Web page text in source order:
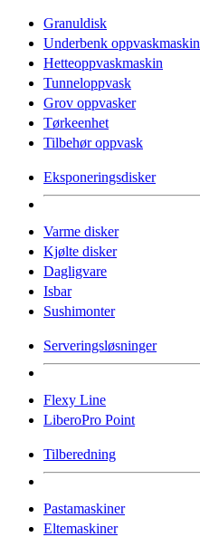
Granuldisk
Underbenk oppvaskmaskin
Hetteoppvaskmaskin
Tunneloppvask
Grov oppvasker
Tørkeenhet
Tilbehør oppvask
Eksponeringsdisker
Varme disker
Kjølte disker
Dagligvare
Isbar
Sushimonter
Serveringsløsninger
Flexy Line
LiberoPro Point
Tilberedning
Pastamaskiner
Eltemaskiner